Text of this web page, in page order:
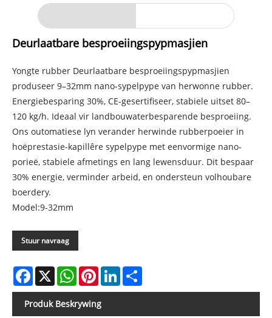
Deurlaatbare besproeiingspypmasjien
Yongte rubber Deurlaatbare besproeiingspypmasjien
produseer 9–32mm nano-sypelpype van herwonne rubber.
Energiebesparing 30%, CE-gesertifiseer, stabiele uitset 80–
120 kg/h. Ideaal vir landbouwaterbesparende besproeiing.
Ons outomatiese lyn verander herwinde rubberpoeier in
hoëprestasie-kapillêre sypelpype met eenvormige nano-
porieë, stabiele afmetings en lang lewensduur. Dit bespaar
30% energie, verminder arbeid, en ondersteun volhoubare
boerdery.
Model:9-32mm
Stuur navraag
Facebook
X WhatsAppPinterestLinkedIn
Produk Beskrywing